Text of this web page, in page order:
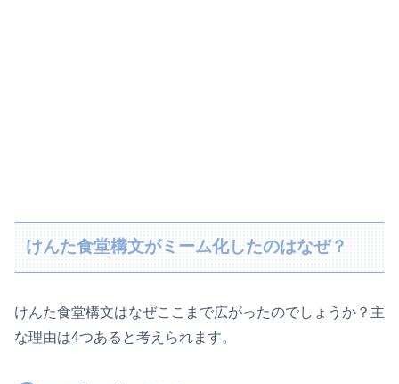
けんた食堂構文がミーム化したのはなぜ？
けんた食堂構文はなぜここまで広がったのでしょうか？主
な理由は4つあると考えられます。